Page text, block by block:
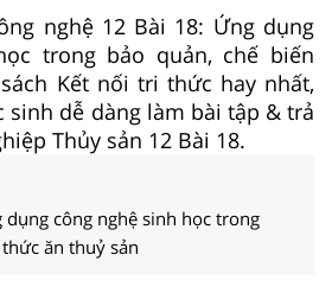
nghệ 12 Bài 18: Ứng dụng
trong bảo quản, chế biến
Kết nối tri thức hay nhất,
sinh dễ dàng làm bài tập & trả
Thủy sản 12 Bài 18.
dụng công nghệ sinh học trong
ăn thuỷ sản